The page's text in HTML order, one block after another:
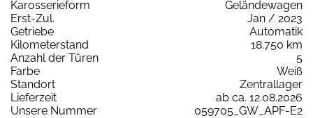
Karosserieform
Geländewagen
Erst-Zul.
Jan / 2023
Getriebe
Automatik
Kilometerstand
18.750 km
Anzahl der Türen
5
Farbe
Weiß
Standort
Zentrallager
Lieferzeit
ab ca. 12.08.2026
Unsere Nummer
059705_GW_APF-E2